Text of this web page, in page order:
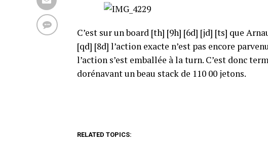
C’est sur un board [th] [9h] [6d] [jd] [ts] que
[qd] [8d] l’action exacte n’est pas encore
l’action s’est emballée à la turn. C’est donc
dorénavant un beau stack de 110 00 jetons.
RELATED TOPICS: